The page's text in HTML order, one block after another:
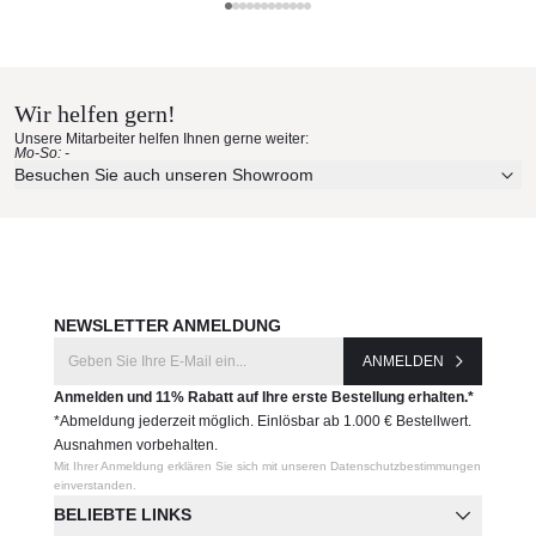
Erleben Sie unsere Stoffe und Materialien ganz in Ruhe in
Ihren eigenen vier Wänden.
Aktuelle Originalstoffe des Herstellers
Wir helfen gern!
Unsere Mitarbeiter helfen Ihnen gerne weiter:
Mo-So: -
Besuchen Sie auch unseren Showroom
BELIEBTE LINKS
NEWSLETTER ANMELDUNG
ANMELDEN
Anmelden und 11% Rabatt auf Ihre erste Bestellung erhalten.*
*Abmeldung jederzeit möglich. Einlösbar ab 1.000 € Bestellwert.
Ausnahmen vorbehalten.
Mit Ihrer Anmeldung erklären Sie sich mit unseren Datenschutzbestimmungen
einverstanden.